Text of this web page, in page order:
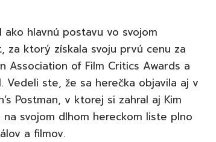
hlavnú postavu vo svojom
za ktorý získala svoju prvú cenu za
Association of Film Critics Awards a
Vedeli ste, že sa herečka objavila aj v
Postman, v ktorej si zahral aj Kim
na svojom dlhom hereckom liste plno
a filmov.